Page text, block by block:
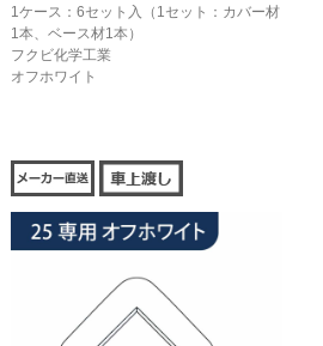
1ケース：6セット入（1セット：カバー材
1本、ベース材1本）
フクビ化学工業
オフホワイト